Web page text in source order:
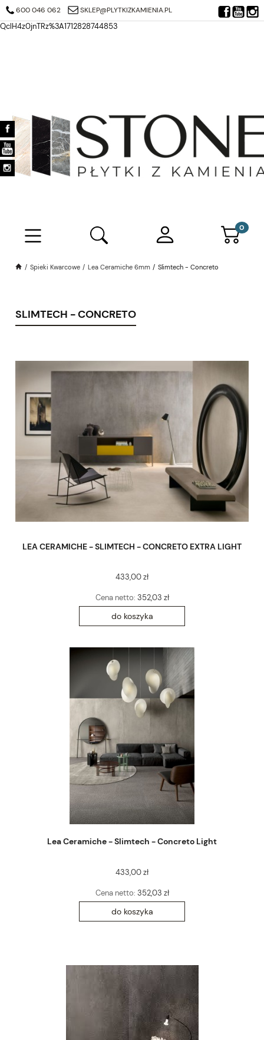
https://search.google.com/search-console/verification-download?
QclH4z0jnTRz%3A1712828744853
600 046 062 SKLEP@PLYTKIZKAMIENIA.PL
Spieki Kwarcowe Lea Ceramiche 6mm Slimtech - Concreto
SLIMTECH - CONCRETO
LEA CERAMICHE - SLIMTECH - CONCRETO EXTRA LIGHT
433,00 zł
Cena netto: 352,03 zł
do koszyka
Lea Ceramiche - Slimtech - Concreto Light
433,00 zł
Cena netto: 352,03 zł
do koszyka